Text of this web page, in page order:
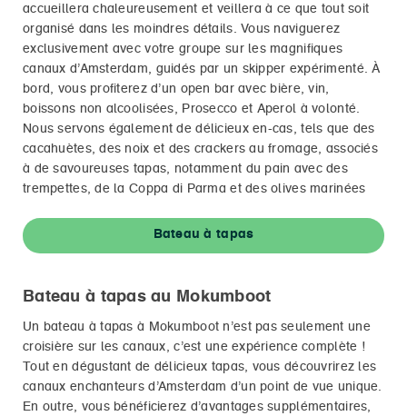
accueillera chaleureusement et veillera à ce que tout soit
organisé dans les moindres détails. Vous naviguerez
exclusivement avec votre groupe sur les magnifiques
canaux d’Amsterdam, guidés par un skipper expérimenté. À
bord, vous profiterez d’un open bar avec bière, vin,
boissons non alcoolisées, Prosecco et Aperol à volonté.
Nous servons également de délicieux en-cas, tels que des
cacahuètes, des noix et des crackers au fromage, associés
à de savoureuses tapas, notamment du pain avec des
trempettes, de la Coppa di Parma et des olives marinées
Bateau à tapas
Bateau à tapas au Mokumboot
Un bateau à tapas à Mokumboot n’est pas seulement une
croisière sur les canaux, c’est une expérience complète !
Tout en dégustant de délicieux tapas, vous découvrirez les
canaux enchanteurs d’Amsterdam d’un point de vue unique.
En outre, vous bénéficierez d’avantages supplémentaires,